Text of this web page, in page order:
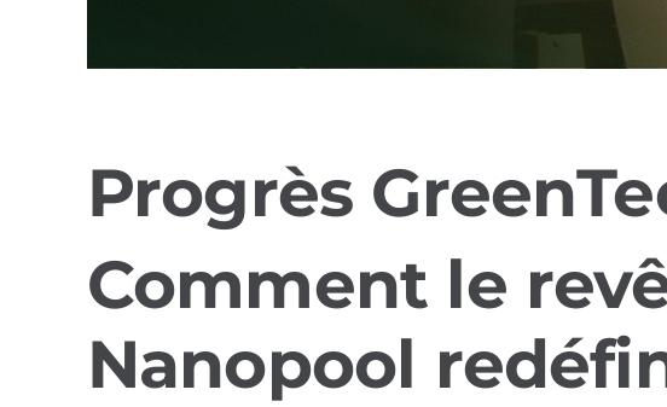
Progrès
Comment le
Nanopool